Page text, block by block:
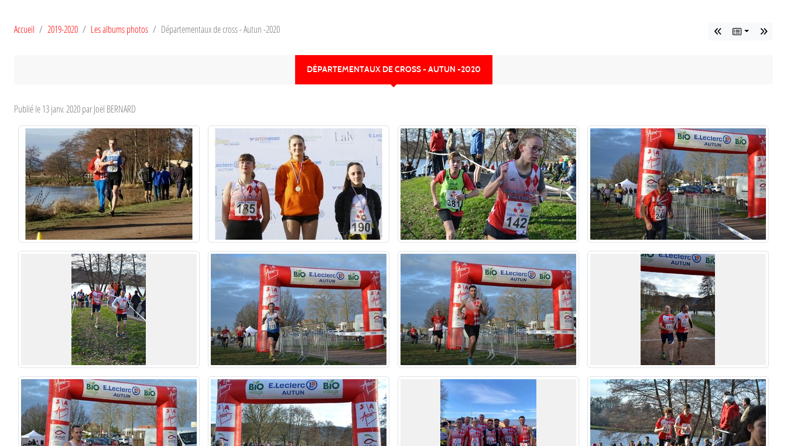
Accueil 2019-2020 Les albums photos Départementaux de cross - Autun -2020
DÉPARTEMENTAUX DE CROSS - AUTUN -2020
Publié le13 janv. 2020par Joël BERNARD